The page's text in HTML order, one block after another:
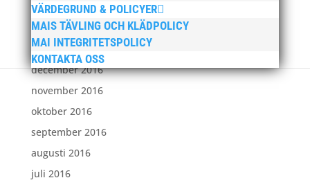
VÄRDEGRUND & POLICYER
MAIS TÄVLING OCH KLÄDPOLICY
MAI INTEGRITETSPOLICY
KONTAKTA OSS
mars 2017
februari 2017
januari 2017
december 2016
november 2016
oktober 2016
september 2016
augusti 2016
juli 2016